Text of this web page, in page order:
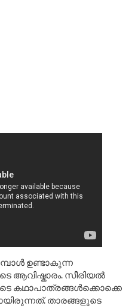
ഉണ്ടാകുന്ന
ആവിഷ്കാരം. സീരിയൽ
കഥാപാത്രങ്ങൾക്കൊക്കെ
താരങ്ങളുടെ